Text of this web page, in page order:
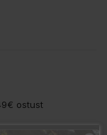
ostust